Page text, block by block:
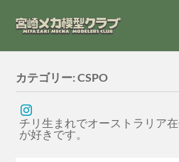
カテゴリー:CSPO
チリ生まれでオーストラリア
が好きです。